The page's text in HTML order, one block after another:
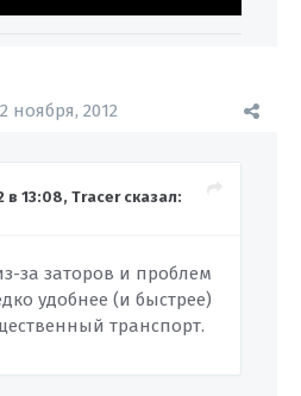
2 ноября, 2012
в 13:08, Tracer сказал:
за заторов и проблем
удобнее (и быстрее)
транспорт.